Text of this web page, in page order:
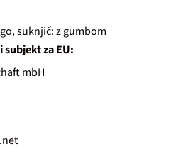
suknjič: z gumbom
za EU:
mbH